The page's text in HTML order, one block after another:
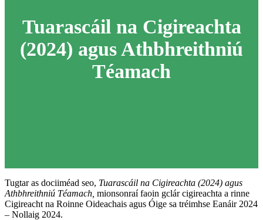
Tuarascáil na Cigireachta
(2024) agus Athbhreithniú
Téamach
Tugtar as dociiméad seo, Tuarascáil na Cigireachta (2024) agus
Athbhreithniú Téamach, mionsonraí faoin gclár cigireachta a rinne
Cigireacht na Roinne Oideachais agus Óige sa tréimhse Eanáir 2024
– Nollaig 2024.